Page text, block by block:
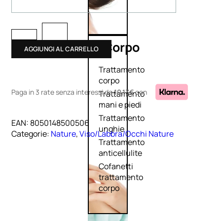
Corpo
Trattamento
corpo
Trattamento
mani e piedi
Trattamento
unghie
Trattamento
anticellulite
Cofanetti
trattamento
corpo
AGGIUNGI AL CARRELLO
Paga in 3 rate senza interessida10,13€con
EAN: 8050148500506
Categorie: Nature,Viso/Labbra/Occhi Nature